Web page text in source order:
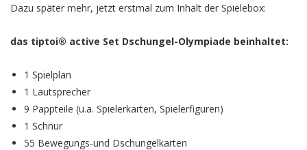
Dazu später mehr, jetzt erstmal zum Inhalt der Spielebox:
das tiptoi® active Set Dschungel-Olympiade beinhaltet:
1 Spielplan
1 Lautsprecher
9 Pappteile (u.a. Spielerkarten, Spielerfiguren)
1 Schnur
55 Bewegungs-und Dschungelkarten